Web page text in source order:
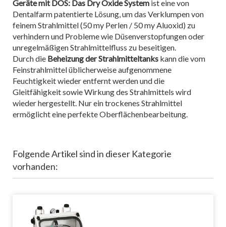
Geräte mit DOS: Das Dry Oxide System ist eine von
Dentalfarm patentierte Lösung, um das Verklumpen von
feinem Strahlmittel (50 my Perlen / 50 my Aluoxid) zu
verhindern und Probleme wie Düsenverstopfungen oder
unregelmäßigen Strahlmittelfluss zu beseitigen.
Durch die Beheizung der Strahlmitteltanks kann die vom
Feinstrahlmittel üblicherweise aufgenommene
Feuchtigkeit wieder entfernt werden und die
Gleitfähigkeit sowie Wirkung des Strahlmittels wird
wieder hergestellt. Nur ein trockenes Strahlmittel
ermöglicht eine perfekte Oberflächenbearbeitung.
Folgende Artikel sind in dieser Kategorie
vorhanden: